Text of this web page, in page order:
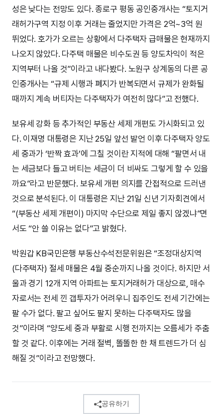
성은 낮다는 전망도 있다. 종로구 평동 공인중개사는 “토지거
래허가구역 지정 이후 거래는 줄었지만 가격은 2억~3억 원
뛰었다. 호가가 오르는 상황에서 다주택자 급매물은 현재까지
나오지 않았다. 다주택 매물은 비수도권 등 양도차익이 적은
지역부터 나올 것”이라고 내다봤다. 노원구 상계동의 다른 공
인중개사는 “규제 시행과 폐지가 반복되면서 규제가 완화될
때까지 계속 버티자는 다주택자가 여전히 많다”고 전했다.
보유세 강화 등 추가적인 부동산 세제 개편도 가시화되고 있
다. 이재명 대통령은 지난 25일 앞선 발언 이후 다주택자 양도
세 중과가 ‘반짝 효과’에 그칠 것이란 지적에 대해 “팔면서 내
는 세금보다 들고 버티는 세금이 더 비싸도 그렇게 할 수 있을
까요”라고 반문했다. 보유세 개편 의지를 간접적으로 드러낸
것으로 분석된다. 이 대통령은 지난 21일 신년 기자회견에서
“(부동산 세제 개편이) 마지막 수단으로 제일 좋지 않겠냐”면
서도 “안 쓸 이유는 없다”고 밝혔다.
박원갑 KB국민은행 부동산수석전문위원은 “조정대상지역
(다주택자) 절세 매물은 4월 중순까지 나올 것이다. 하지만 서
울과 경기 12개 지역 아파트는 토지거래허가 대상으로, 매수
자로서는 전세 낀 갭투자가 어려우니 집주인도 전세 기간에는
팔 수가 없다. 팔고 싶어도 팔지 못하는 다주택자도 많을
것”이라며 “양도세 중과 부활로 시행 전까지는 오름세가 주춤
할 것 같다. 이후에는 거래 절벽, 똘똘한 한 채 트렌드가 더 심
해질 것”이라고 전망했다.
공유하기